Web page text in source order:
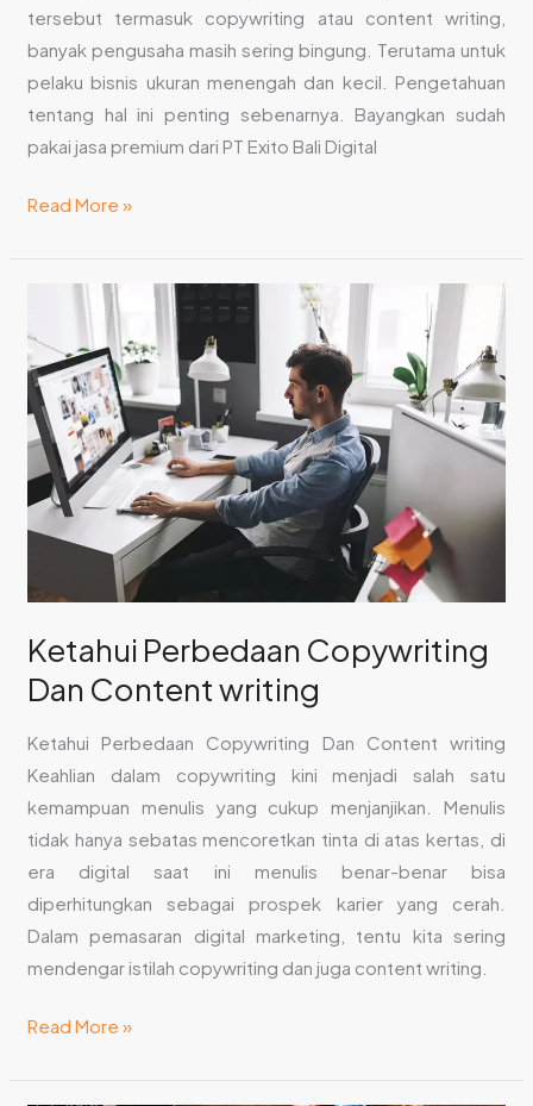
tersebut termasuk copywriting atau content writing,
banyak pengusaha masih sering bingung. Terutama untuk
pelaku bisnis ukuran menengah dan kecil. Pengetahuan
tentang hal ini penting sebenarnya. Bayangkan sudah
pakai jasa premium dari PT Exito Bali Digital
Read More »
Ketahui Perbedaan Copywriting
Dan Content writing
Ketahui Perbedaan Copywriting Dan Content writing
Keahlian dalam copywriting kini menjadi salah satu
kemampuan menulis yang cukup menjanjikan. Menulis
tidak hanya sebatas mencoretkan tinta di atas kertas, di
era digital saat ini menulis benar-benar bisa
diperhitungkan sebagai prospek karier yang cerah.
Dalam pemasaran digital marketing, tentu kita sering
mendengar istilah copywriting dan juga content writing.
Ketahui
Perbedaan
Copywriting
Dan
Content
writing
Read More »